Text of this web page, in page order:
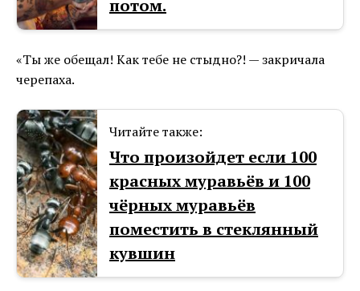
потом.
«Ты же обещал! Как тебе не стыдно?! — закричала
черепаха.
Читайте также:
Что произойдет если 100
красных муравьёв и 100
чёрных муравьёв
поместить в стеклянный
кувшин